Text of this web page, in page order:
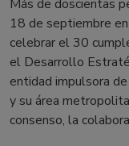
Más de doscientas
18 de septiembre
celebrar el 30
el Desarrollo
entidad impulsora
y su área
consenso, la